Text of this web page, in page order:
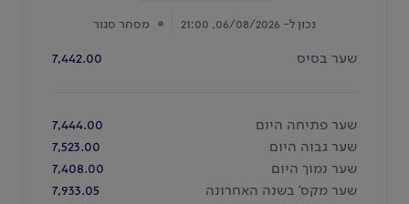
נכון ל- 06/08/2026, 21:00 מסחר סגור
שער בסיס 7,442.00
שער פתיחה היום 7,444.00
שער מקס’ בשנה האחרונה 7,933.05
שער גבוה היום 7,523.00
שער נמוך היום 7,408.00